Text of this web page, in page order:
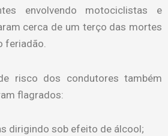
envolvendo motociclistas e
cerca de um terço das mortes
feriadão.
risco dos condutores também
flagrados:
dirigindo sob efeito de álcool;